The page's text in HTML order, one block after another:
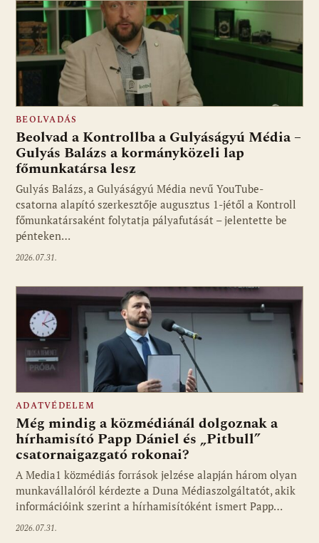
BEOLVADÁS
Beolvad a Kontrollba a Gulyáságyú Média –
Gulyás Balázs a kormányközeli lap
főmunkatársa lesz
Gulyás Balázs, a Gulyáságyú Média nevű YouTube-
csatorna alapító szerkesztője augusztus 1-jétől a Kontroll
főmunkatársaként folytatja pályafutását – jelentette be
pénteken…
2026.07.31.
ADATVÉDELEM
Még mindig a közmédiánál dolgoznak a
hírhamisító Papp Dániel és „Pitbull”
csatornaigazgató rokonai?
A Media1 közmédiás források jelzése alapján három olyan
munkavállalóról kérdezte a Duna Médiaszolgáltatót, akik
információink szerint a hírhamisítóként ismert Papp…
2026.07.31.